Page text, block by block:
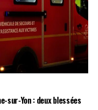
sur-Yon : deux blessées